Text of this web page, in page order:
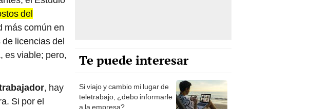
común en
licencias del
es viable; pero,
Si por el
previamente.
Te puede interesar
Si viajo y cambio mi lugar de
teletrabajo, ¿debo informarle
a la empresa?